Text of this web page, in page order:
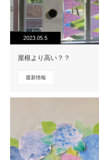
2023.05.5
屋根より高い？？
最新情報